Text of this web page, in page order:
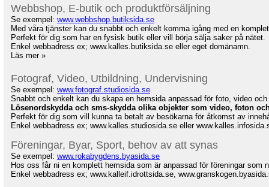
Webbshop, E-butik och produktförsäljning
Se exempel: www.webbshop.butiksida.se
Med våra tjänster kan du snabbt och enkelt komma igång med en
Perfekt för dig som har en fysisk butik eller vill börja sälja saker på nätet.
Enkel webbadress ex; www.kalles.butiksida.se eller eget domänamn.
Läs mer »
Fotograf, Video, Utbildning, Undervisning
Se exempel: www.fotograf.studiosida.se
Snabbt och enkelt kan du skapa en hemsida anpassad för foto, video
Lösenordskydda och sms-skydda olika objekter som video, foton
Perfekt för dig som vill kunna ta betalt av besökarna för åtkomst av
Enkel webbadress ex; www.kalles.studiosida.se eller
Föreningar, Byar, Sport, behov av att synas
Se exempel: www.rokabygdens.byasida.se
Hos oss får ni en komplett hemsida som är anpassad för föreningar som
Enkel webbadress ex; www.kalleif.idrottsida.se,